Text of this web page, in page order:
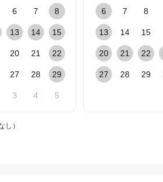
6 7 8
13 14 15
20 21 22
27 28 29
3 4 5
6 7 8
13 14 15
20 21 22
27 28 29
し）